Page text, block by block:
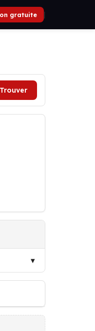
gratuite |
Trouver